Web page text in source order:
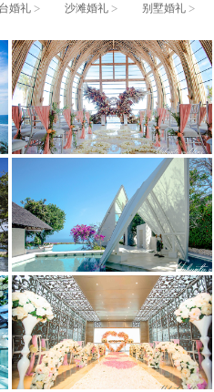
婚礼 > 沙滩婚礼 > 别墅婚礼 >